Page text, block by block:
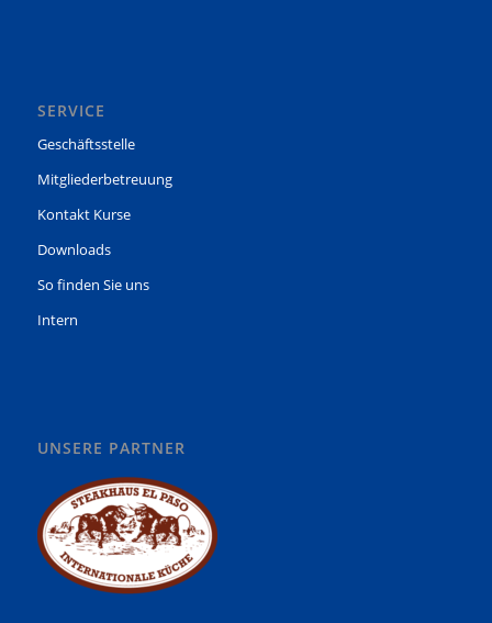
SERVICE
Geschäftsstelle
Mitgliederbetreuung
Kontakt Kurse
Downloads
So finden Sie uns
Intern
UNSERE PARTNER